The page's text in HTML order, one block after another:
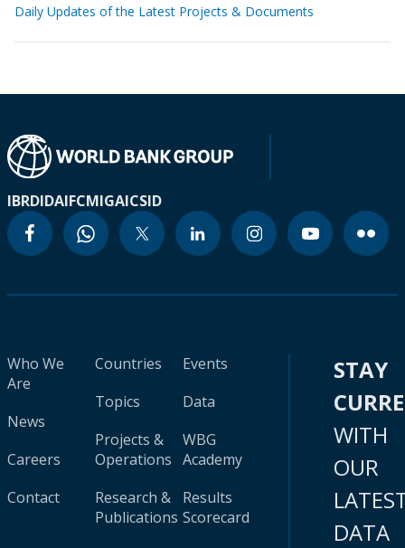
Daily Updates of the Latest Projects & Documents
IBRDIDAIFCMIGAICSID
Who We
Are
News
Careers
Contact
Countries
Topics
Projects &
Operations
Research &
Publications
Events
Data
WBG
Academy
Results
Scorecard
STAY
WITH
OUR
DATA